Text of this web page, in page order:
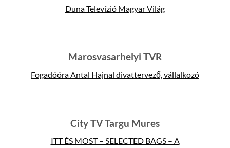
Duna Televízió Magyar Világ
Marosvasarhelyi TVR
Fogadóóra Antal Hajnal divattervező, vállalkozó
City TV Targu Mures
ITT ÉS MOST – SELECTED BAGS – A